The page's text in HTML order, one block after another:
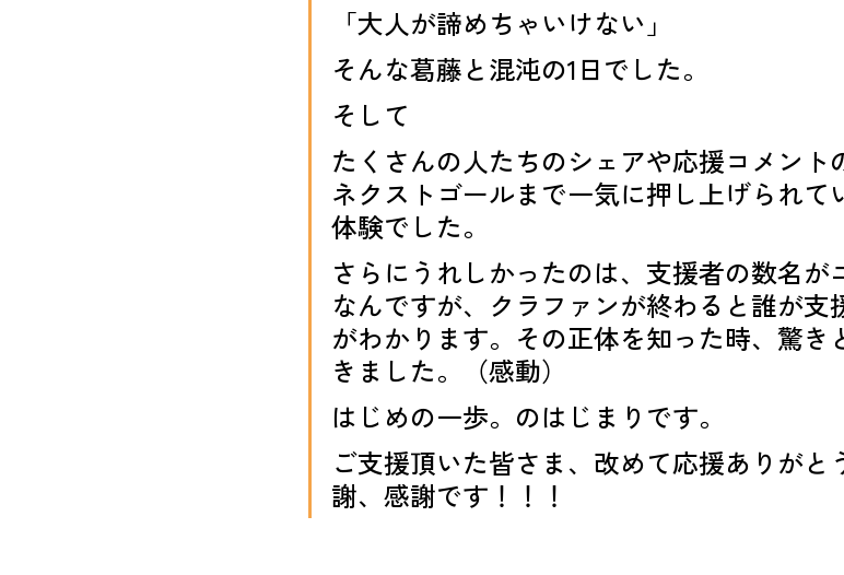
「大人が諦めちゃいけない」
そんな葛藤と混沌の1日でした。
そして
たくさんの人たちのシェアや応援コメント
ネクストゴールまで一気に押し上げられて
体験でした。
さらにうれしかったのは、支援者の数名が
なんですが、クラファンが終わると誰が
がわかります。その正体を知った時、驚き
きました。（感動）
はじめの一歩。のはじまりです。
ご支援頂いた皆さま、改めて応援ありがと
謝、感謝です！！！